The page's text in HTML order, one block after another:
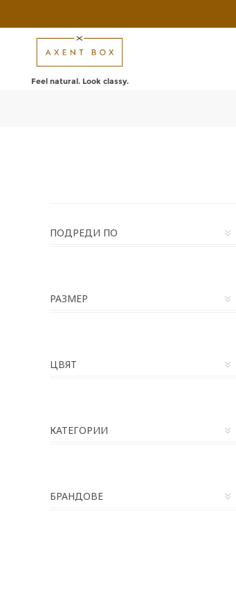
Feel natural. Look classy.
ПОДРЕДИ ПО
РАЗМЕР
ЦВЯТ
КАТЕГОРИИ
БРАНДОВЕ